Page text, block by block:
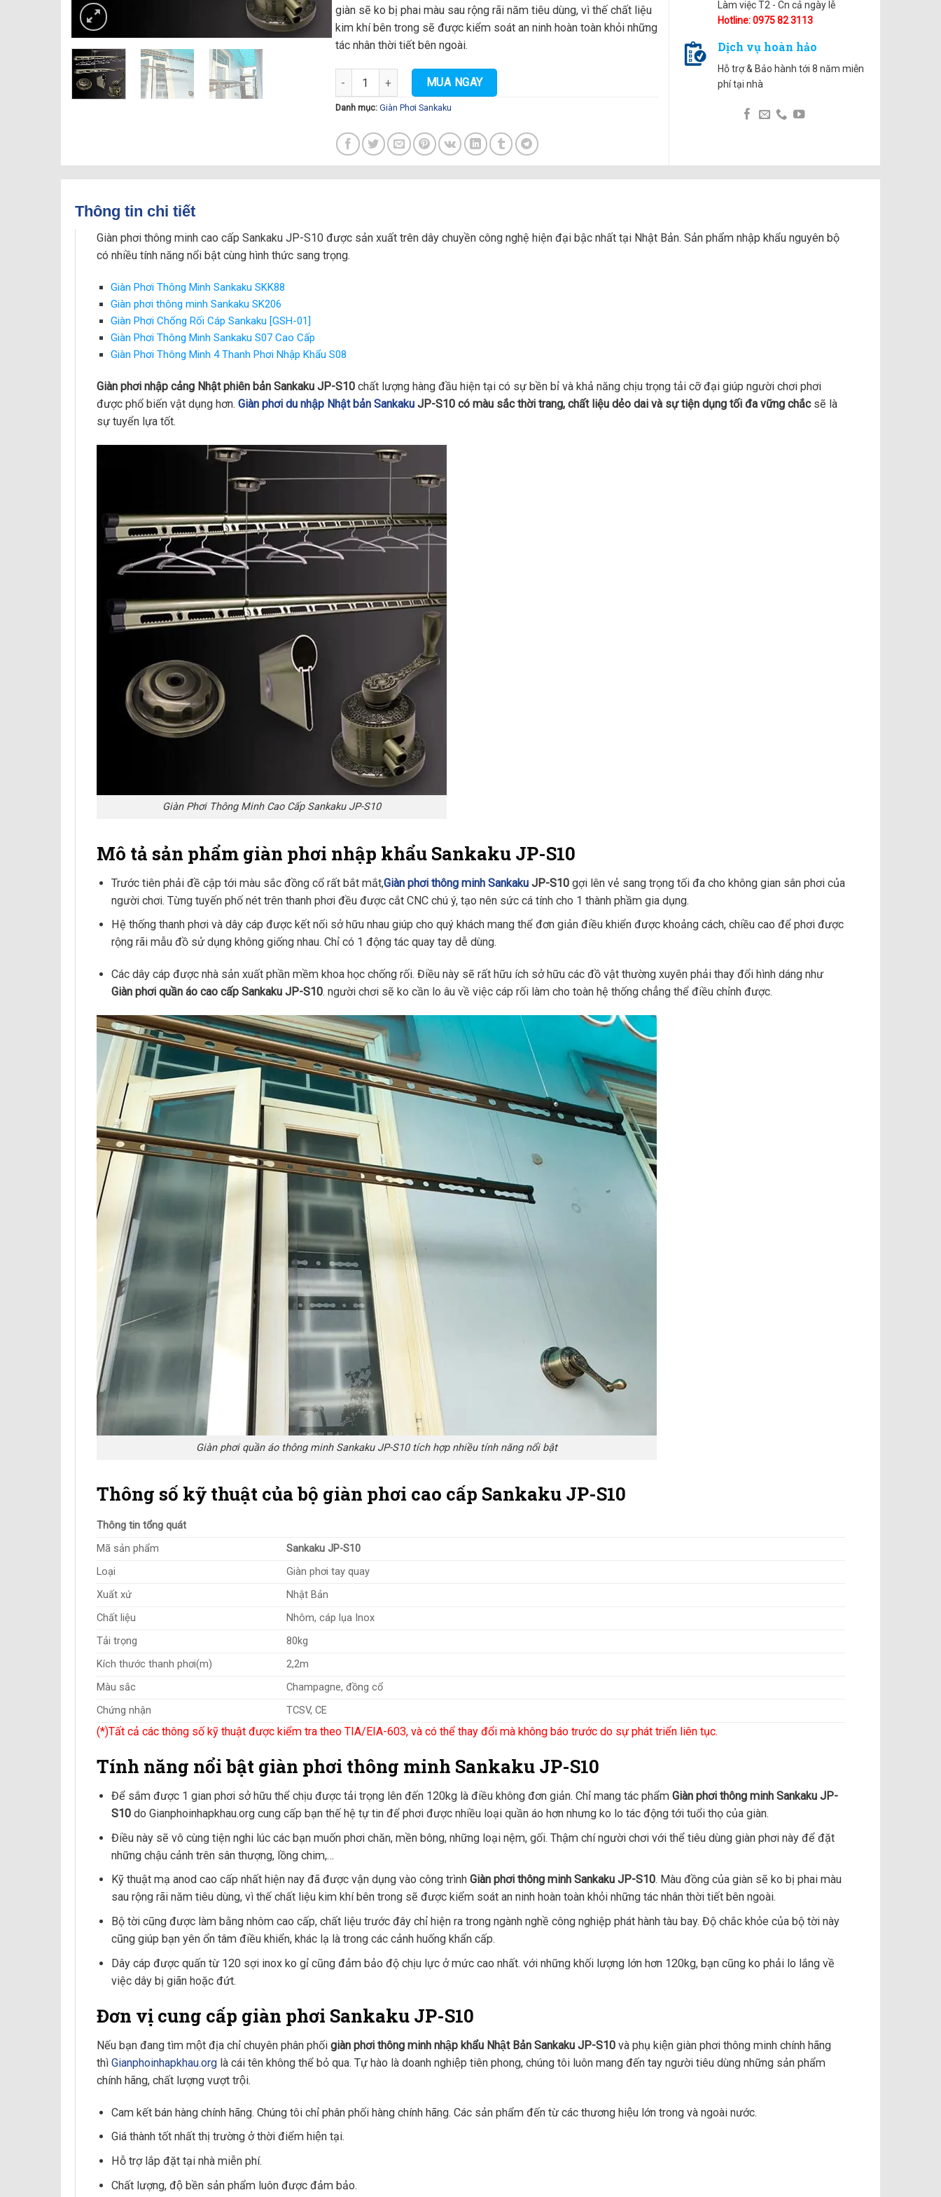
giàn sẽ ko bị phai màu sau rộng rãi năm tiêu dùng, vì thế chất liệu
kim khí bên trong sẽ được kiểm soát an ninh hoàn toàn khỏi những
tác nhân thời tiết bên ngoài.
Giàn Phơi Thông Minh Cao Cấp Sankaku JP-S10 số lượng
MUA NGAY
Danh mục: Giàn Phơi Sankaku
Làm việc T2 - Cn cả ngày lễ
Hotline: 0975 82 3113
Dịch vụ hoàn hảo
Hỗ trợ & Bảo hành tới 8 năm miễn
phí tại nhà
Thông tin chi tiết
Giàn phơi thông minh cao cấp Sankaku JP-S10 được sản xuất trên dây chuyền công nghệ hiện đại bậc nhất tại Nhật Bản. Sản phẩm nhập khẩu nguyên bộ
có nhiều tính năng nổi bật cùng hình thức sang trọng.
Giàn Phơi Thông Minh Sankaku SKK88
Giàn phơi thông minh Sankaku SK206
Giàn Phơi Chống Rối Cáp Sankaku [GSH-01]
Giàn Phơi Thông Minh Sankaku S07 Cao Cấp
Giàn Phơi Thông Minh 4 Thanh Phơi Nhập Khẩu S08
Giàn phơi nhập cảng Nhật phiên bản Sankaku JP-S10 chất lượng hàng đầu hiện tại có sự bền bỉ và khả năng chịu trọng tải cỡ đại giúp người chơi phơi
được phổ biến vật dụng hơn. Giàn phơi du nhập Nhật bản Sankaku JP-S10 có màu sắc thời trang, chất liệu dẻo dai và sự tiện dụng tối đa vững chắcsẽ là
sự tuyển lựa tốt.
Giàn Phơi Thông Minh Cao Cấp Sankaku JP-S10
Mô tả sản phẩm giàn phơi nhập khẩu Sankaku JP-S10
Trước tiên phải đề cập tới màu sắc đồng cổ rất bắt mắt,Giàn phơi thông minh Sankaku JP-S10 gợi lên vẻ sang trọng tối đa cho không gian sân phơi của
người chơi. Từng tuyến phố nét trên thanh phơi đều được cắt CNC chú ý, tạo nên sức cá tính cho 1 thành phầm gia dụng.
Hệ thống thanh phơi và dây cáp được kết nối sở hữu nhau giúp cho quý khách mang thể đơn giản điều khiển được khoảng cách, chiều cao để phơi được
rộng rãi mẫu đồ sử dụng không giống nhau. Chỉ có 1 động tác quay tay dễ dùng.
Các dây cáp được nhà sản xuất phần mềm khoa học chống rối. Điều này sẽ rất hữu ích sở hữu các đồ vật thường xuyên phải thay đổi hình dáng như
Giàn phơi quần áo cao cấp Sankaku JP-S10. người chơi sẽ ko cần lo âu về việc cáp rối làm cho toàn hệ thống chẳng thể điều chỉnh được.
Giàn phơi quần áo thông minh Sankaku JP-S10 tích hợp nhiều tính năng nổi bật
Thông số kỹ thuật của bộ giàn phơi cao cấp Sankaku JP-S10
Thông tin tổng quát
Mã sản phẩm
Sankaku JP-S10
Loại
Giàn phơi tay quay
Xuất xứ
Nhật Bản
Chất liệu
Nhôm, cáp lụa Inox
Tải trọng
80kg
Kích thước thanh phơi(m)
2,2m
Màu sắc
Champagne, đồng cổ
Chứng nhận
TCSV, CE
(*)Tất cả các thông số kỹ thuật được kiểm tra theo TIA/EIA-603, và có thể thay đổi mà không báo trước do sự phát triển liên tục.
Tính năng nổi bật giàn phơi thông minh Sankaku JP-S10
Để sắm được 1 gian phơi sở hữu thể chịu được tải trọng lên đến 120kg là điều không đơn giản. Chỉ mang tác phẩm Giàn phơi thông minh Sankaku JP-
S10 do Gianphoinhapkhau.org cung cấp bạn thế hệ tự tin để phơi được nhiều loại quần áo hơn nhưng ko lo tác động tới tuổi thọ của giàn.
Điều này sẽ vô cùng tiện nghi lúc các bạn muốn phơi chăn, mền bông, những loại nệm, gối. Thậm chí người chơi với thể tiêu dùng giàn phơi này để đặt
những chậu cảnh trên sân thượng, lồng chim,…
Kỹ thuật mạ anod cao cấp nhất hiện nay đã được vận dụng vào công trình Giàn phơi thông minh Sankaku JP-S10. Màu đồng của giàn sẽ ko bị phai màu
sau rộng rãi năm tiêu dùng, vì thế chất liệu kim khí bên trong sẽ được kiểm soát an ninh hoàn toàn khỏi những tác nhân thời tiết bên ngoài.
Bộ tời cũng được làm bằng nhôm cao cấp, chất liệu trước đây chỉ hiện ra trong ngành nghề công nghiệp phát hành tàu bay. Độ chắc khỏe của bộ tời này
cũng giúp bạn yên ổn tâm điều khiển, khác lạ là trong các cảnh huống khẩn cấp.
Dây cáp được quấn từ 120 sợi inox ko gỉ cũng đảm bảo độ chịu lực ở mức cao nhất. với những khối lượng lớn hơn 120kg, bạn cũng ko phải lo lắng về
việc dây bị giãn hoặc đứt.
Đơn vị cung cấp giàn phơi Sankaku JP-S10
Nếu bạn đang tìm một địa chỉ chuyên phân phối giàn phơi thông minh nhập khẩu Nhật Bản Sankaku JP-S10 và phụ kiện giàn phơi thông minh chính hãng
thì Gianphoinhapkhau.org là cái tên không thể bỏ qua. Tự hào là doanh nghiệp tiên phong, chúng tôi luôn mang đến tay người tiêu dùng những sản phẩm
chính hãng, chất lượng vượt trội.
Cam kết bán hàng chính hãng. Chúng tôi chỉ phân phối hàng chính hãng. Các sản phẩm đến từ các thương hiệu lớn trong và ngoài nước.
Giá thành tốt nhất thị trường ở thời điểm hiện tại.
Hỗ trợ lắp đặt tại nhà miễn phí.
Chất lượng, độ bền sản phẩm luôn được đảm bảo.